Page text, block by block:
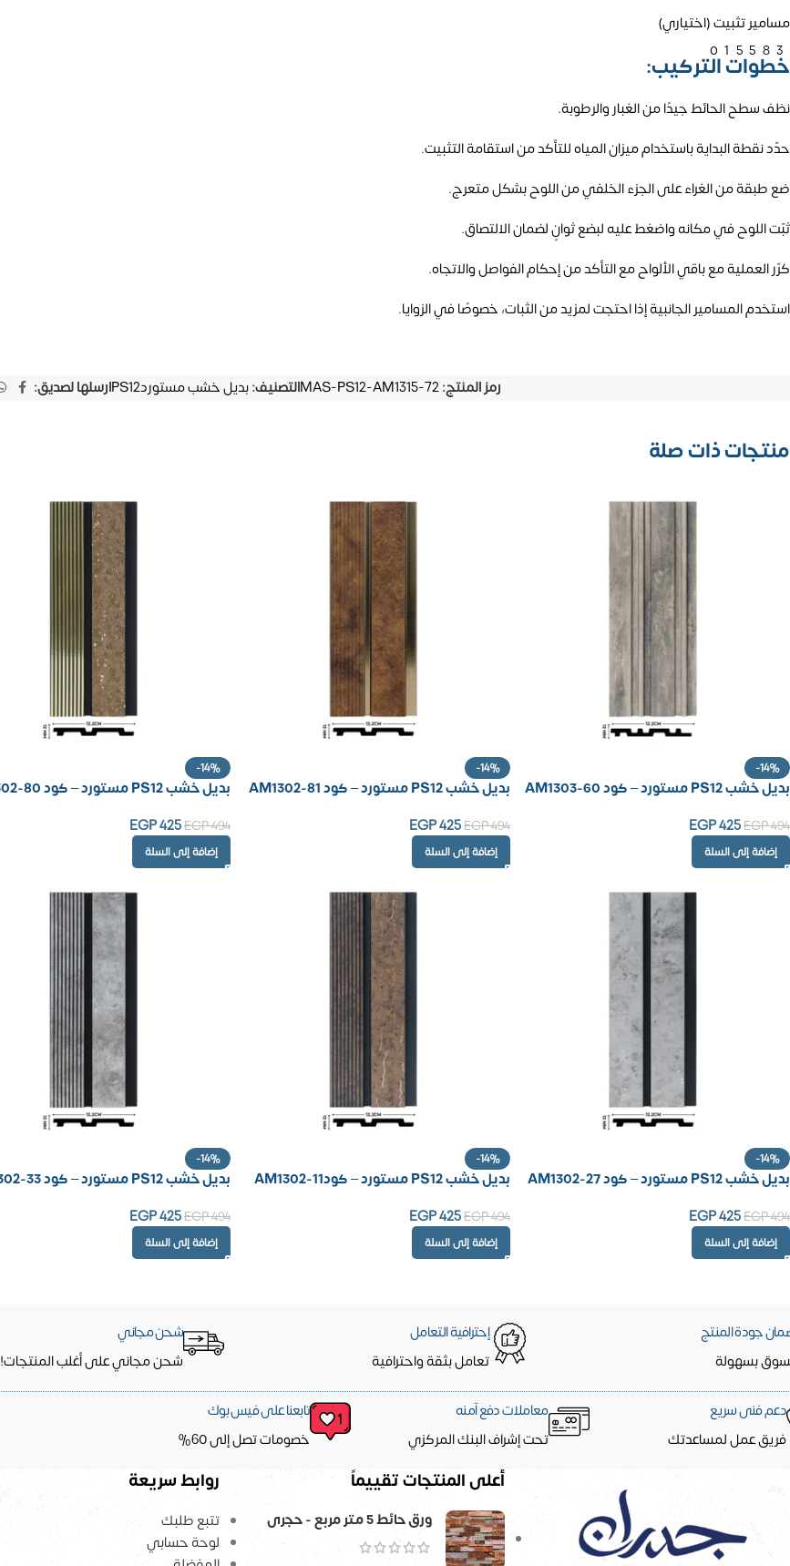
مسامير تثبيت (اختياري)
خطوات التركيب:
نظف سطح الحائط جيدًا من الغبار والرطوبة.
حدّد نقطة البداية باستخدام ميزان المياه للتأكد من استقامة التثبيت.
ضع طبقة من الغراء على الجزء الخلفي من اللوح بشكل متعرج.
ثبّت اللوح في مكانه واضغط عليه لبضع ثوانٍ لضمان الالتصاق.
كرّر العملية مع باقي الألواح مع التأكد من إحكام الفواصل والاتجاه.
استخدم المسامير الجانبية إذا احتجت لمزيد من الثبات، خصوصًا في الزوايا.
رمز المنتج:MAS-PS12-AM1315-72التصنيف:بديل خشب مستوردPS12 ارسلها لصديق:
منتجات ذات صلة
-14%
بديل خشب PS12 مستورد – كود AM1303-60
EGP494
EGP425
إضافة إلى السلة
-14%
بديل خشب PS12 مستورد – كود AM1302-81
EGP494
EGP425
إضافة إلى السلة
-14%
بديل خشب PS12 مستورد – كود AM1302-80
EGP494
EGP425
إضافة إلى السلة
-14%
بديل خشب PS12 مستورد – كود AM1302-27
EGP494
EGP425
إضافة إلى السلة
-14%
بديل خشب PS12 مستورد – كودAM1302-11
EGP494
EGP425
إضافة إلى السلة
-14%
بديل خشب PS12 مستورد – كود AM1302-33
EGP494
EGP425
إضافة إلى السلة
جودة المنتج
بسهولة
إحترافية التعامل
تعامل بثقة واحترافية
شحن مجاني
شحن مجاني على أغلب المنتجات!
دعم فنى سريع
فريق عمل لمساعدتك
معاملات دفع آمنه
تحت إشراف البنك المركزي
تابعنا على فيس بوك
خصومات تصل إلى 60%
أعلى المنتجات تقييماً
ورق حائط 5 متر مربع - حجرى
روابط سريعة
تتبع طلبك
لوحة حسابي